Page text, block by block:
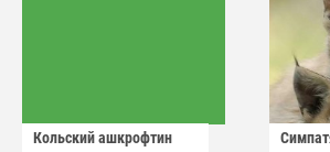
Кольский ашкрофтин